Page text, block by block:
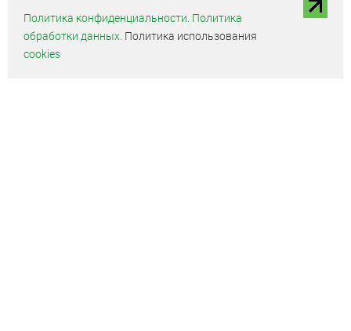
Политика конфиденциальности. Политика
обработки данных. Политика использования
cookies